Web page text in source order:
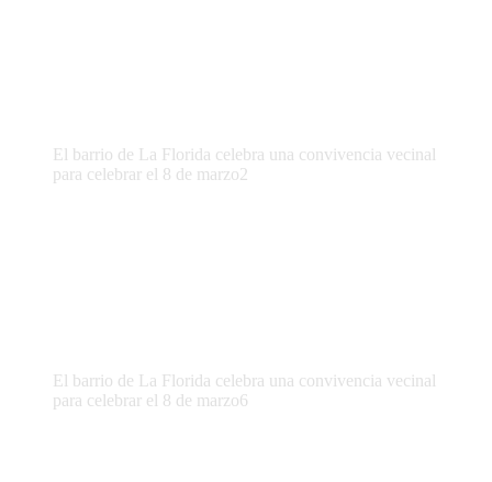
El barrio de La Florida celebra una convivencia vecinal
para celebrar el 8 de marzo2
El barrio de La Florida celebra una convivencia vecinal
para celebrar el 8 de marzo6